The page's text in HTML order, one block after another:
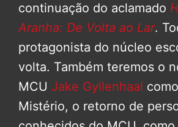
continuação do aclamado
Aranha: De Volta ao Lar.
protagonista do núcleo
volta. Também teremos o
MCU Jake Gyllenhaal
Mistério, o retorno de